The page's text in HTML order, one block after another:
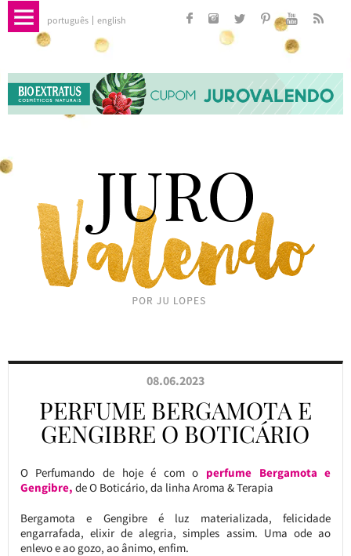
português english
08.06.2023
PERFUME BERGAMOTA E
GENGIBRE O BOTICÁRIO
O Perfumando de hoje é com o perfume Bergamota e
Gengibre, de O Boticário, da linha Aroma & Terapia
Bergamota e Gengibre é luz materializada, felicidade
engarrafada, elixir de alegria, simples assim. Uma ode ao
enlevo e ao gozo, ao ânimo, enfim.